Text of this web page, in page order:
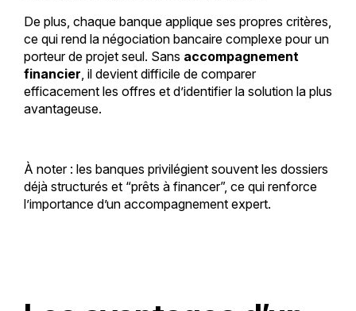
De plus, chaque banque applique ses propres critères,
ce qui rend la négociation bancaire complexe pour un
porteur de projet seul. Sans accompagnement
financier , il devient difficile de comparer
efficacement les offres et d’identifier la solution la plus
avantageuse.
À noter : les banques privilégient souvent les dossiers
déjà structurés et “prêts à financer”, ce qui renforce
l’importance d’un accompagnement expert.